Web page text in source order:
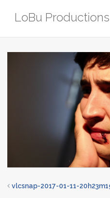
LoBu Productions
vlcsnap-2017-01-11-